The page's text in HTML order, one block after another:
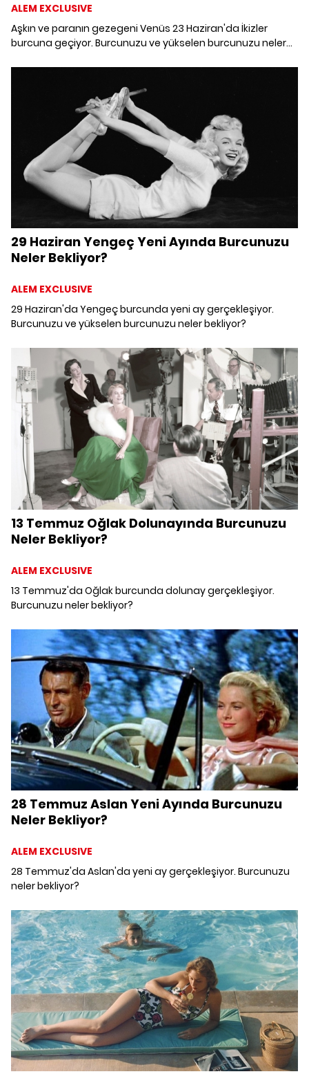
ALEM EXCLUSIVE
Aşkın ve paranın gezegeni Venüs 23 Haziran'da İkizler
burcuna geçiyor. Burcunuzu ve yükselen burcunuzu neler
29 Haziran Yengeç Yeni Ayında Burcunuzu
Neler Bekliyor?
ALEM EXCLUSIVE
29 Haziran'da Yengeç burcunda yeni ay gerçekleşiyor.
Burcunuzu ve yükselen burcunuzu neler bekliyor?
13 Temmuz Oğlak Dolunayında Burcunuzu
Neler Bekliyor?
ALEM EXCLUSIVE
13 Temmuz'da Oğlak burcunda dolunay gerçekleşiyor.
Burcunuzu neler bekliyor?
28 Temmuz Aslan Yeni Ayında Burcunuzu
Neler Bekliyor?
ALEM EXCLUSIVE
28 Temmuz'da Aslan'da yeni ay gerçekleşiyor. Burcunuzu
neler bekliyor?